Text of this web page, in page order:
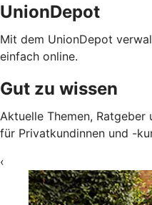
UnionDepot
Mit dem UnionDepot
einfach online.
Gut zu wissen
Aktuelle Themen, Ratgeber
für Privatkundinnen und -
‹